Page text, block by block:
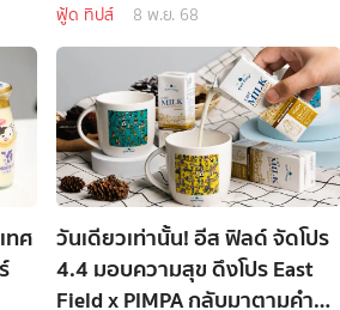
ฟู้ด ทิปส์ 8 พ.ย. 68
ทศ
วันเดียวเท่านั้น! อีส ฟิลด์ จัดโปร
4.4 มอบความสุข ดึงโปร East
Field x PIMPA กลับมาตามคำ